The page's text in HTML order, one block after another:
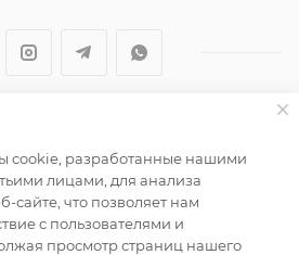
"Вайт Текстиль групп"
на сайте носит справочный
публичной офертой
пункта 2 статьи 437
Российской Федерации.
cookie, разработанные нашими
лицами, для анализа
сайте, что позволяет нам
с пользователями и
просмотр страниц нашего